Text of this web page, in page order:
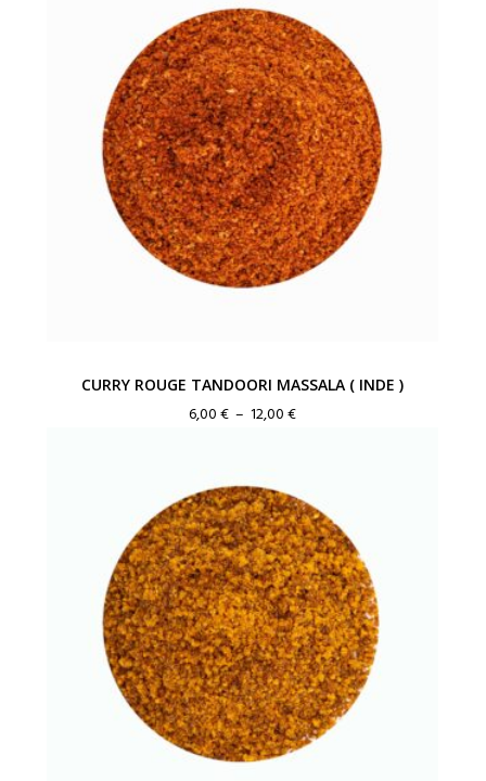
5,00 €
à
10,00 €
CURRY ROUGE TANDOORI MASSALA ( INDE )
6,00€ – 12,00€Plage
6,00 €
à
12,00 €